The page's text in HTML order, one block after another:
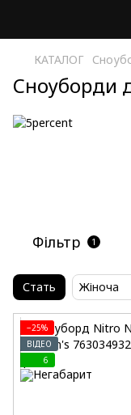
КАТАЛОГ
Сноуборди
Фільтр 1
Стать Жіноча
−25%
ВІДЕО
6